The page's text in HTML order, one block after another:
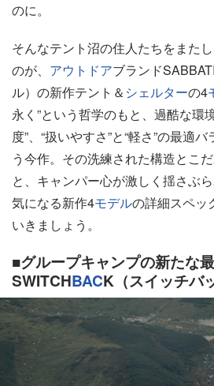
のに。
そんなテント沼の住人たちをまた
のが、 アウトドアブランド
ル）の新作テント＆ シェルターの4
永く”という哲学のもと、過酷な環
度”、“扱いやすさ”と“軽さ”の最適
う今作。その洗練された構造とこ
と、キャンパー心が激しく揺さぶ
気になる新作4モデルの詳細スペッ
いきましょう。
■グループキャンプの新たな
SWITCHBACK（スイッチバ